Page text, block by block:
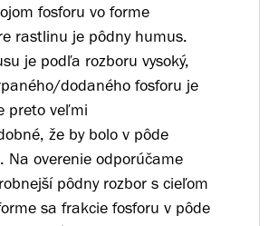
fosforu vo forme
rastlinu je pôdny humus.
je podľa rozboru vysoký,
dodaného fosforu je
preto veľmi
že by bolo v pôde
Na overenie odporúčame
pôdny rozbor s cieľom
sa frakcie fosforu v pôde